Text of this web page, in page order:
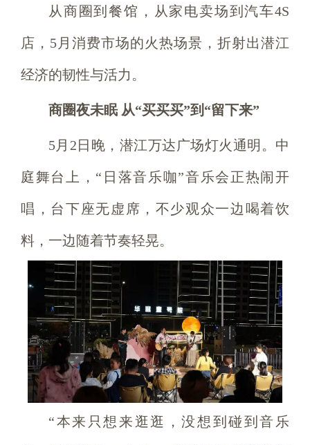
从商圈到餐馆，从家电卖场到汽车4S
店，5月消费市场的火热场景，折射出潜江
经济的韧性与活力。
商圈夜未眠 从“买买买”到“留下来”
5月2日晚，潜江万达广场灯火通明。中
庭舞台上，“日落音乐咖”音乐会正热闹开
唱，台下座无虚席，不少观众一边喝着饮
料，一边随着节奏轻晃。
“本来只想来逛逛，没想到碰到音乐